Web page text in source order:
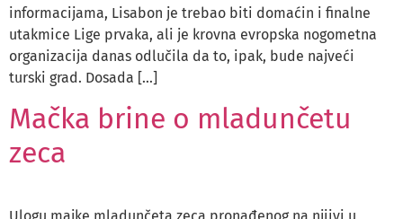
informacijama, Lisabon je trebao biti domaćin i finalne
utakmice Lige prvaka, ali je krovna evropska nogometna
organizacija danas odlučila da to, ipak, bude najveći
turski grad. Dosada […]
Mačka brine o mladunčetu
zeca